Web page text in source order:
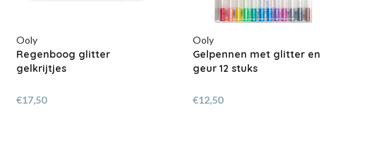
Ooly
Regenboog glitter
gelkrijtjes
€17,50
Ooly
Gelpennen met glitter en
geur 12 stuks
€12,50